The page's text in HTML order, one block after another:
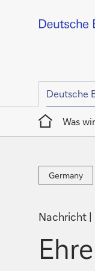
Deutsche
Home
Was
Germany
Germany
Nachricht